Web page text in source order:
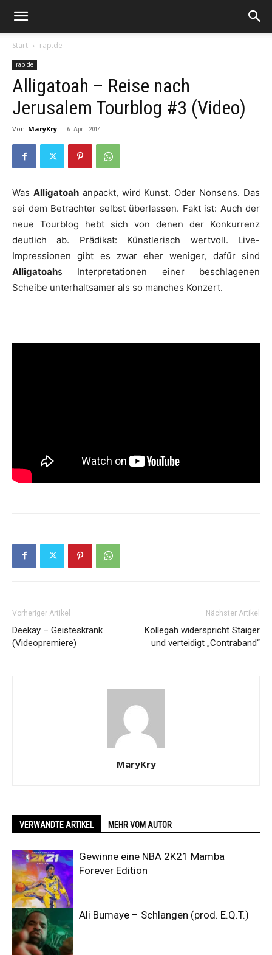
Start rap.de
rap.de
Alligatoah – Reise nach
Jerusalem Tourblog #3 (Video)
Von MaryKry - 6. April 2014
Was Alligatoahanpackt, wird Kunst. Oder Nonsens. Das
sei dem Betrachter selbst überlassen. Fakt ist: Auch der
neue Tourblog hebt sich von denen der Konkurrenz
deutlich ab. Prädikat: Künstlerisch wertvoll. Live-
Impressionen gibt es zwar eher weniger, dafür sind
Alligatoahs Interpretationen einer beschlagenen
Scheibe unterhaltsamer als so manches Konzert.
Vorheriger Artikel
Deekay – Geisteskrank
(Videopremiere)
Nächster Artikel
Kollegah widerspricht Staiger
und verteidigt „Contraband“
MaryKry
VERWANDTE ARTIKEL MEHR VOM AUTOR
Gewinne eine NBA 2K21 Mamba
Forever Edition
Ali Bumaye – Schlangen (prod. E.Q.T.)